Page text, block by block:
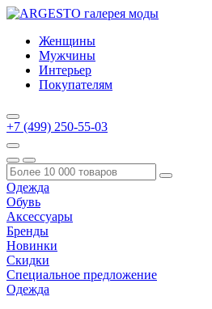
Женщины
Мужчины
Интерьер
Покупателям
+7 (499) 250-55-03
Одежда
Обувь
Аксессуары
Бренды
Новинки
Скидки
Специальное предложение
Одежда